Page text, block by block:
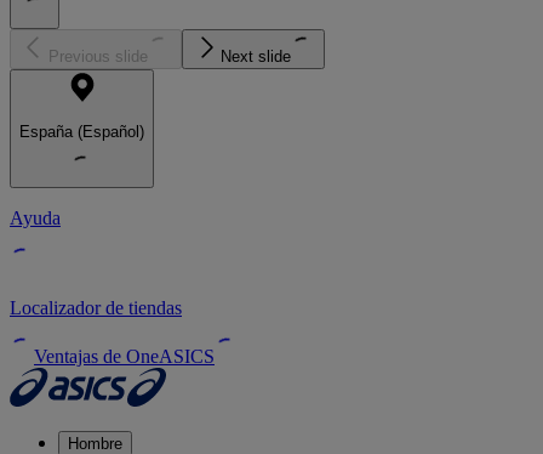
Previous slide Next slide
España (Español)
Ayuda
Localizador de tiendas
Ventajas de OneASICS
Hombre